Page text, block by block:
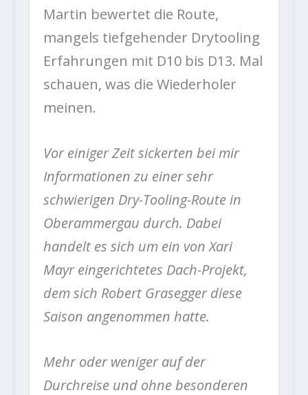
Martin bewertet die Route,
mangels tiefgehender Drytooling
Erfahrungen mit D10 bis D13. Mal
schauen, was die Wiederholer
meinen.
Vor einiger Zeit sickerten bei mir
Informationen zu einer sehr
schwierigen Dry-Tooling-Route in
Oberammergau durch. Dabei
handelt es sich um ein von Xari
Mayr eingerichtetes Dach-Projekt,
dem sich Robert Grasegger diese
Saison angenommen hatte.
Mehr oder weniger auf der
Durchreise und ohne besonderen